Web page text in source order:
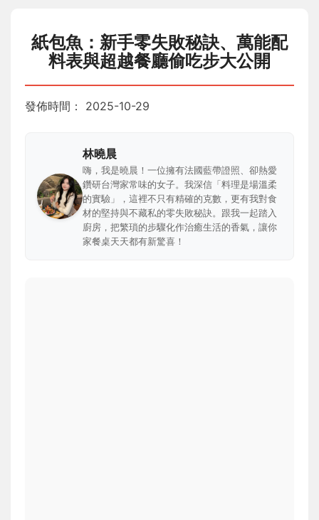
紙包魚：新手零失敗秘訣、萬能配
料表與超越餐廳偷吃步大公開
發佈時間： 2025-10-29
林曉晨
嗨，我是曉晨！一位擁有法國藍帶證照、卻熱愛
鑽研台灣家常味的女子。我深信「料理是場溫柔
的實驗」，這裡不只有精確的克數，更有我對食
材的堅持與不藏私的零失敗秘訣。跟我一起踏入
廚房，把繁瑣的步驟化作治癒生活的香氣，讓你
家餐桌天天都有新驚喜！